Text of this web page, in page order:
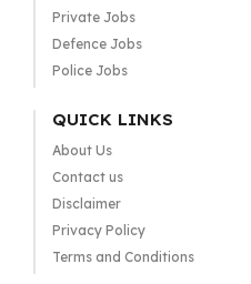
Private Jobs
Defence Jobs
Police Jobs
QUICK LINKS
About Us
Contact us
Disclaimer
Privacy Policy
Terms and Conditions